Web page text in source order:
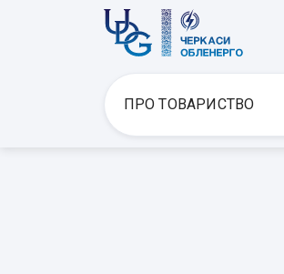
ПРО ТОВАРИСТВО